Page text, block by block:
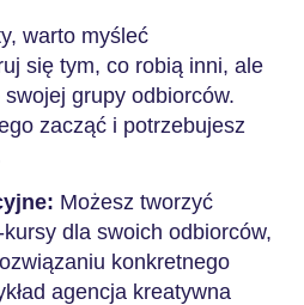
warto myśleć
się tym, co robią inni, ale
grupy odbiorców.
zacząć i potrzebujesz
Możesz tworzyć
dla swoich odbiorców,
konkretnego
agencja kreatywna